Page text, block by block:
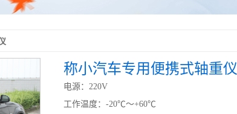
称小汽车专用便携式轴重仪
电源：220V
工作温度：-20℃～+60℃